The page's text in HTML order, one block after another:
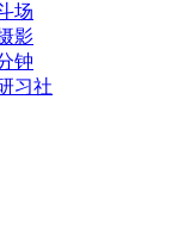
场
影
钟
习社